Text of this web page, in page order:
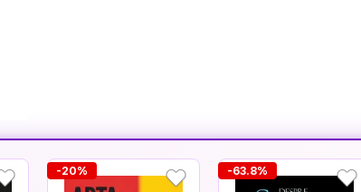
-20% -63.8%